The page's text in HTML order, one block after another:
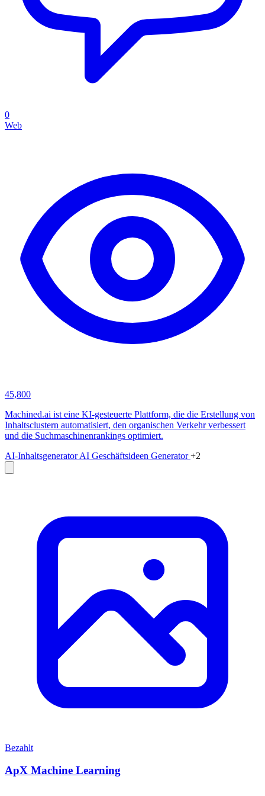
0
Web
45,800
Machined.ai ist eine KI-gesteuerte Plattform, die die Erstellung von
Inhaltsclustern automatisiert, den organischen Verkehr verbessert
und die Suchmaschinenrankings optimiert.
AI-InhaltsgeneratorAI Geschäftsideen Generator+2
Bezahlt
ApX Machine Learning